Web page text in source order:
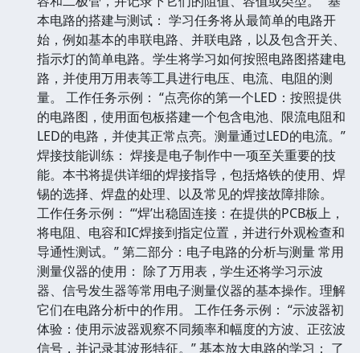
本电路的搭建与测试： 学习任务将从最简单的电路开
始，例如基本的串联电路、并联电路，以及包含开关、
指示灯的简单电路。学生将学习如何按照电路图搭建电
路，并使用万用表等工具进行电压、电流、电阻的测
量。 工作任务示例： “点亮你的第一个LED：按照提供
的电路图，使用面包板搭建一个包含电池、限流电阻和
LED的电路，并使其正常点亮。测量通过LED的电流。”
焊接技能训练： 焊接是电子制作中一项至关重要的技
能。本书将提供详细的焊接指导，包括烙铁的使用、焊
锡的选择、焊盘的处理、以及常见的焊接故障排除。
工作任务示例： “‘焊’出稳固连接：在提供的PCB板上，
将电阻、电容和IC焊接到指定位置，并进行外观检查和
导通性测试。” 第二部分：电子电路的分析与测量 常用
测量仪器的使用： 除了万用表，学生还将学习示波
器、信号发生器等常用电子测量仪器的基本操作。理解
它们在电路分析中的作用。 工作任务示例： “示波器初
体验：使用示波器观察不同频率和幅度的方波、正弦波
信号，并记录其波形特征。” 基本放大电路的学习： 了